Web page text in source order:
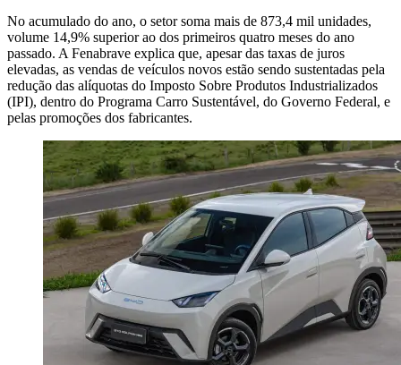
No acumulado do ano, o setor soma mais de 873,4 mil unidades,
volume 14,9% superior ao dos primeiros quatro meses do ano
passado. A Fenabrave explica que, apesar das taxas de juros
elevadas, as vendas de veículos novos estão sendo sustentadas pela
redução das alíquotas do Imposto Sobre Produtos Industrializados
(IPI), dentro do Programa Carro Sustentável, do Governo Federal, e
pelas promoções dos fabricantes.